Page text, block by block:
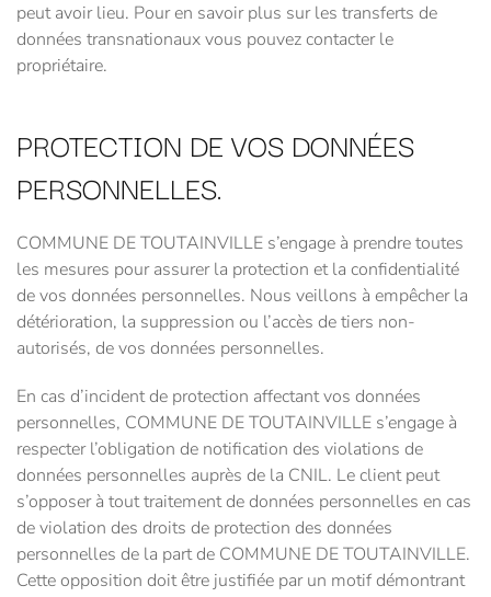
peut avoir lieu. Pour en savoir plus sur les transferts de
données transnationaux vous pouvez contacter le
propriétaire.
PROTECTION DE VOS DONNÉES
PERSONNELLES.
COMMUNE DE TOUTAINVILLE s’engage à prendre toutes
les mesures pour assurer la protection et la confidentialité
de vos données personnelles. Nous veillons à empêcher la
détérioration, la suppression ou l’accès de tiers non-
autorisés, de vos données personnelles.
En cas d’incident de protection affectant vos données
personnelles, COMMUNE DE TOUTAINVILLE s’engage à
respecter l’obligation de notification des violations de
données personnelles auprès de la CNIL. Le client peut
s’opposer à tout traitement de données personnelles en cas
de violation des droits de protection des données
personnelles de la part de COMMUNE DE TOUTAINVILLE.
Cette opposition doit être justifiée par un motif démontrant